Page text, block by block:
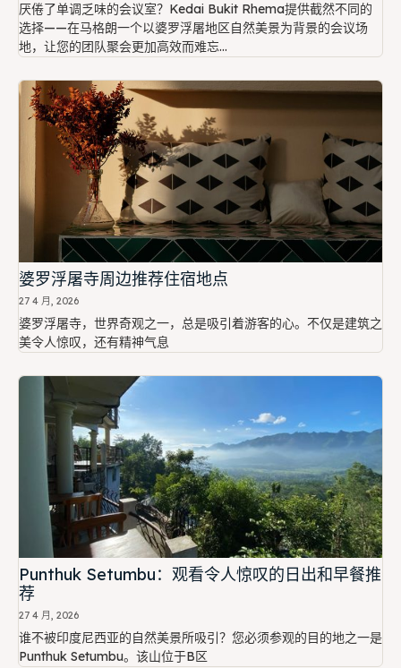
厌倦了单调乏味的会议室？Kedai Bukit Rhema提供截然不同的
选择——在马格朗一个以婆罗浮屠地区自然美景为背景的会议场
地，让您的团队聚会更加高效而难忘…
婆罗浮屠寺周边推荐住宿地点
27 4 月, 2026
婆罗浮屠寺，世界奇观之一，总是吸引着游客的心。不仅是建筑之
美令人惊叹，还有精神气息
Punthuk Setumbu：观看令人惊叹的日出和早餐推
荐
27 4 月, 2026
谁不被印度尼西亚的自然美景所吸引？您必须参观的目的地之一是
Punthuk Setumbu。该山位于B区